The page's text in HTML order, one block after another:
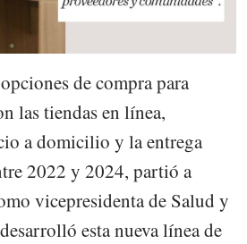
de compra para
las tiendas en línea,
a domicilio y la entrega
2022 y 2024, partió a
vicepresidenta de Salud y
esta nueva línea de